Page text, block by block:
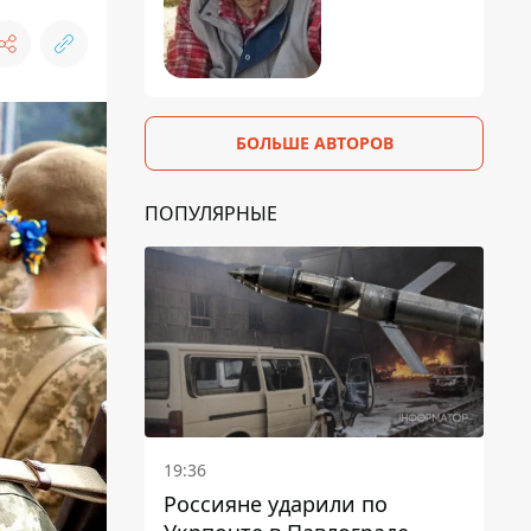
БОЛЬШЕ АВТОРОВ
ПОПУЛЯРНЫЕ
19:36
Россияне ударили по